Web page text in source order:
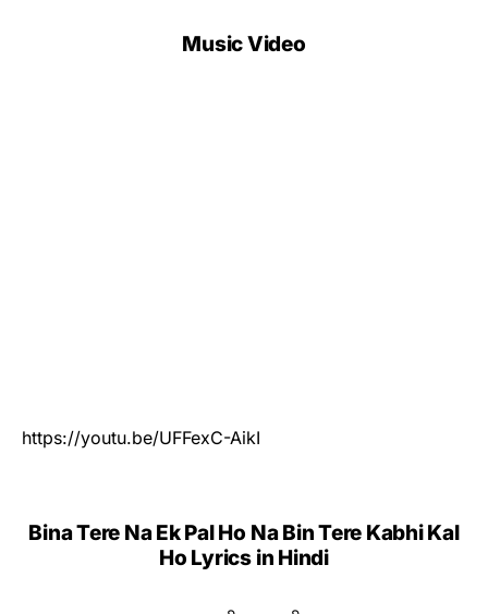
Music Video
https://youtu.be/UFFexC-AikI
Bina Tere Na Ek Pal Ho Na Bin Tere Kabhi Kal
Ho Lyrics in Hindi